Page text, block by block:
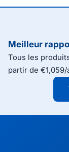
Meilleur
Tous les
partir de €1,059/